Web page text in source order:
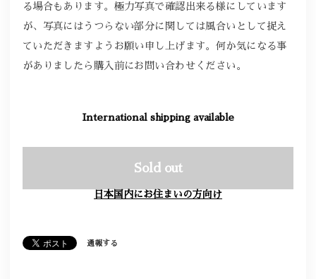
る場合もあります。極力写真で確認出来る様にしています
が、写真にはうつらない部分に関しては風合いとして捉え
ていただきますようお願い申し上げます。何か気になる事
がありましたら購入前にお問い合わせください。
International shipping available
Sold out
日本国内にお住まいの方向け
通報する